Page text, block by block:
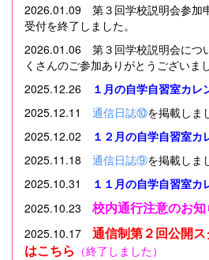
2026.01.09 第３回学校説明会参加
受付を終了しました。
2026.01.06 第３回学校説明会につ
くさんのご参加ありがとうございまし
2025.12.26
１月の自学自習室カレ
2025.12.11 通信日誌⑩を掲載しま
2025.12.02
１２月の自学自習室カ
2025.11.18 通信日誌⑨を掲載しま
2025.10.31
１１月の自学自習室カ
2025.10.23 校内通行注意のお
2025.10.17 通信制第２回公開
はこちら （終了しました）